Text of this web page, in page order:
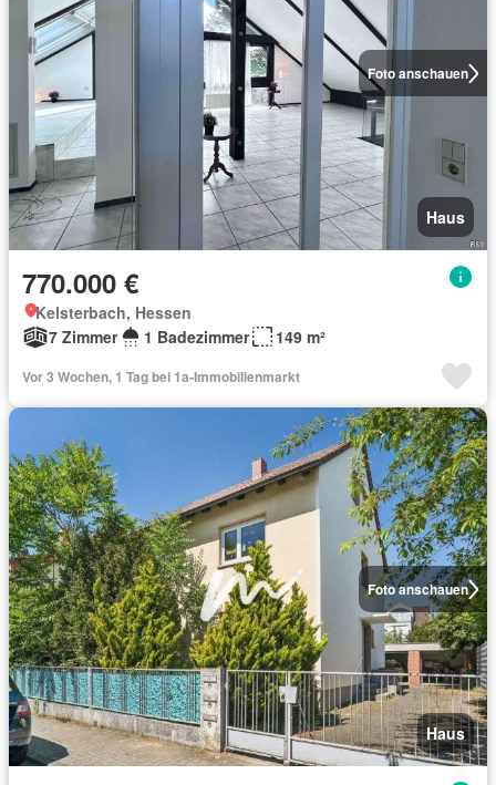
Foto anschauen
Haus
770.000 €
Kelsterbach, Hessen
7 Zimmer
1 Badezimmer 149 m²
Vor 3 Wochen, 1 Tag bei 1a-Immobilienmarkt
Foto anschauen
Haus